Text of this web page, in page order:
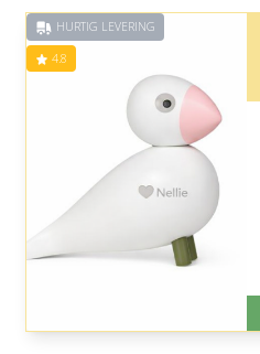
HURTIG LEVERING
4.8